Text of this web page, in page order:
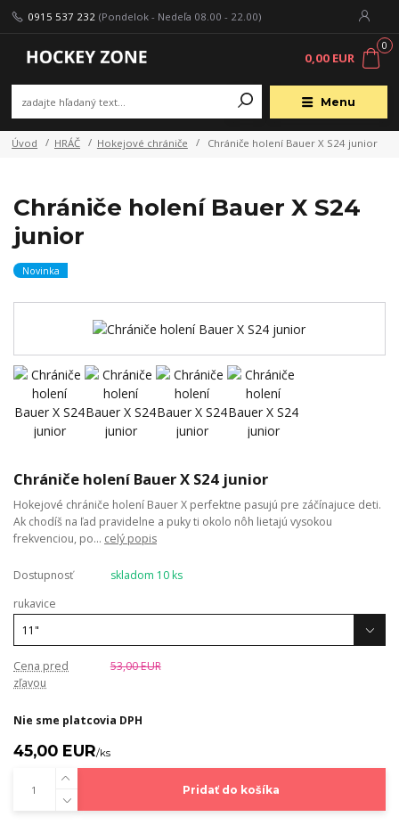
Menu
0915 537 232 (Pondelok - Nedeľa 08.00 - 22.00)
0
0,00 EUR
Úvod HRÁČ Hokejové chrániče Chrániče holení Bauer X S24 junior
Chrániče holení Bauer X S24
junior
Novinka
Chrániče holení Bauer X S24 junior
Hokejové chrániče holení Bauer X perfektne pasujú pre záčínajuce deti.
Ak chodíš na ľad pravidelne a puky ti okolo nôh lietajú vysokou
frekvenciou, po... celý popis
Dostupnosť
skladom 10 ks
rukavice
Cena pred
zľavou
53,00 EUR
Nie sme platcovia DPH
45,00 EUR/ks
Pridať do košíka